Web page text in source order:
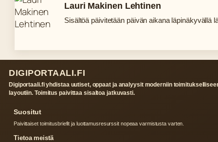
Lauri Makinen Lehtinen
Sisältöä päivitetään päivän aikana läpinäkyvällä
DIGIPORTAALI.FI
Digiportaali.fi yhdistaa uutiset, oppaat ja analyysit moderniin
layoutiin. Toimitus paivittaa sisaltoa jatkuvasti.
Suositut
Paivittaiset toimitusbriefit ja luottamusresurssit nopeaa varmistusta varten.
Tietoa meistä